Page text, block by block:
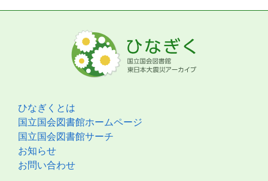
ひなぎくとは
国立国会図書館ホームページ
国立国会図書館サーチ
お知らせ
お問い合わせ